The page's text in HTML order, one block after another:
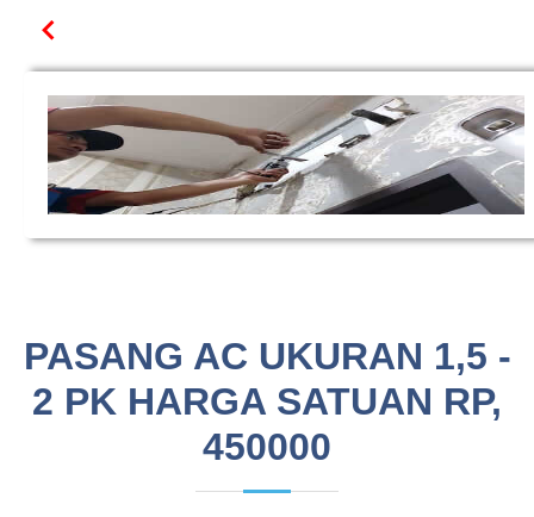
PASANG AC UKURAN 1,5 -
2 PK HARGA SATUAN RP,
450000